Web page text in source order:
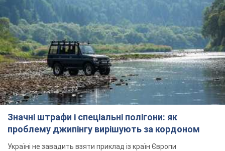
Україні не завадить взяти приклад із країн Європи
8.08.2026 05:10 1,9 т.
На Прикарпатті після аномальної
спеки пройшла потужна злива:
дороги перетворились на річки.
Відео
Негода накрила Івано-Франківщину та
курортний Буковель
9 часов назад 21,0 т.
Жінці нарахували 729 тис. грн боргу